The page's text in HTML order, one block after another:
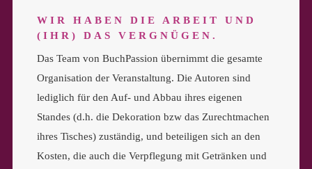
WIR HABEN DIE ARBEIT UND
(IHR) DAS VERGNÜGEN.
Das Team von BuchPassion übernimmt die gesamte
Organisation der Veranstaltung. Die Autoren sind
lediglich für den Auf- und Abbau ihres eigenen
Standes (d.h. die Dekoration bzw das Zurechtmachen
ihres Tisches) zuständig, und beteiligen sich an den
Kosten, die auch die Verpflegung mit Getränken und